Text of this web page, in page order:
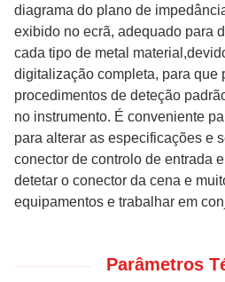
diagrama do plano de
exibido no ecrã, adequado para
cada tipo de metal material,
digitalização completa, para que
procedimentos de deteção
no instrumento. É conveniente
para alterar as especificações e
conector de controlo de entrada
detetar o conector da cena e
equipamentos e trabalhar em
Parâmetros